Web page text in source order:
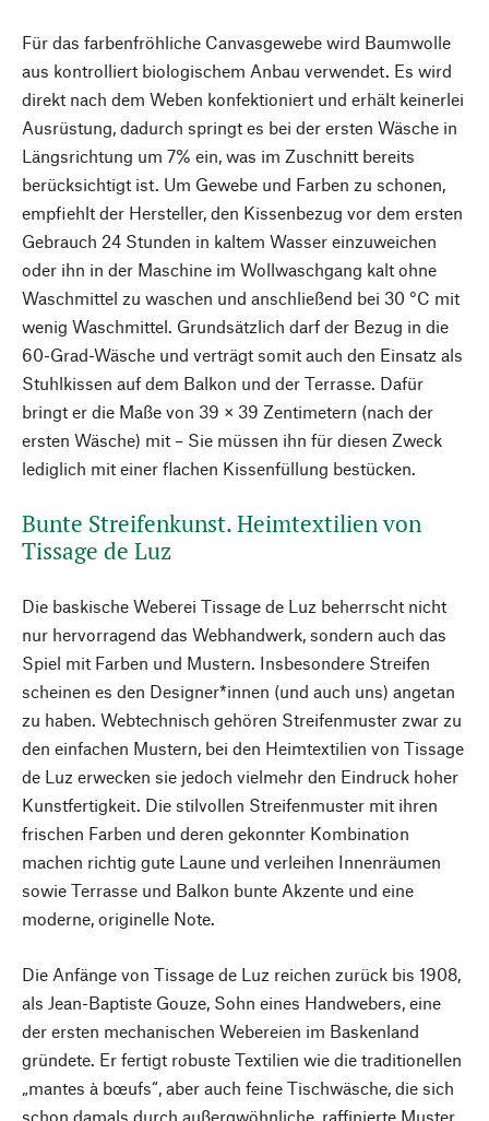
Für das farbenfröhliche Canvasgewebe wird Baumwolle
aus kontrolliert biologischem Anbau verwendet. Es wird
direkt nach dem Weben konfektioniert und erhält keinerlei
Ausrüstung, dadurch springt es bei der ersten Wäsche in
Längsrichtung um 7% ein, was im Zuschnitt bereits
berücksichtigt ist. Um Gewebe und Farben zu schonen,
empfiehlt der Hersteller, den Kissenbezug vor dem ersten
Gebrauch 24 Stunden in kaltem Wasser einzuweichen
oder ihn in der Maschine im Wollwaschgang kalt ohne
Waschmittel zu waschen und anschließend bei 30 °C mit
wenig Waschmittel. Grundsätzlich darf der Bezug in die
60-Grad-Wäsche und verträgt somit auch den Einsatz als
Stuhlkissen auf dem Balkon und der Terrasse. Dafür
bringt er die Maße von 39 × 39 Zentimetern (nach der
ersten Wäsche) mit – Sie müssen ihn für diesen Zweck
lediglich mit einer flachen Kissenfüllung bestücken.
Bunte Streifenkunst. Heimtextilien von
Tissage de Luz
Die baskische Weberei Tissage de Luz beherrscht nicht
nur hervorragend das Webhandwerk, sondern auch das
Spiel mit Farben und Mustern. Insbesondere Streifen
scheinen es den Designer*innen (und auch uns) angetan
zu haben. Webtechnisch gehören Streifenmuster zwar zu
den einfachen Mustern, bei den Heimtextilien von Tissage
de Luz erwecken sie jedoch vielmehr den Eindruck hoher
Kunstfertigkeit. Die stilvollen Streifenmuster mit ihren
frischen Farben und deren gekonnter Kombination
machen richtig gute Laune und verleihen Innenräumen
sowie Terrasse und Balkon bunte Akzente und eine
moderne, originelle Note.
Die Anfänge von Tissage de Luz reichen zurück bis 1908,
als Jean-Baptiste Gouze, Sohn eines Handwebers, eine
der ersten mechanischen Webereien im Baskenland
gründete. Er fertigt robuste Textilien wie die traditionellen
„mantes à bœufs“, aber auch feine Tischwäsche, die sich
schon damals durch außergwöhnliche, raffinierte Muster